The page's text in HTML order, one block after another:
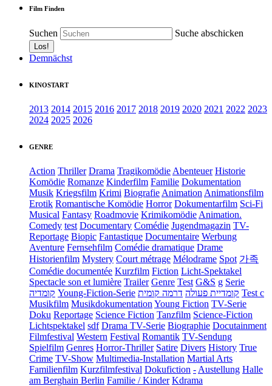
Film Finden
Suchen Suche abschicken
Demnächst
KINOSTART
2013 2014 2015 2016 2017 2018 2019 2020 2021 2022 2023
2024 2025 2026
GENRE
Action Thriller Drama Tragikomödie Abenteuer Historie
Komödie Romanze Kinderfilm Familie Dokumentation
Musik Kriegsfilm Krimi Biografie Animation Animationsfilm
Erotik Romantische Komödie Horror Dokumentarfilm Sci-Fi
Musical Fantasy Roadmovie Krimikomödie Animation.
Comedy test Documentary Comédie Jugendmagazin TV-
Reportage Biopic Fantastique Documentaire Werbung
Aventure Fernsehfilm Comédie dramatique Drame
Historienfilm Mystery Court métrage Mélodrame Spot 가족
Comédie documentée Kurzfilm Fiction Licht-Spektakel
Spectacle son et lumière Trailer Genre Test G&S g Serie
קומדיה Young-Fiction-Serie קומדיית פעולה דרמה קומית
Test c
Musikfilm Musikdokumentation Young Fiction TV-Serie
Doku Reportage Science Fiction Tanzfilm Science-Fiction
Lichtspektakel sdf Drama TV-Serie Biographie Docutainment
Filmfestival Western Festival Romantik TV-Sendung
Spielfilm Genres Horror-Thriller Satire Divers History True
Crime TV-Show Multimedia-Installation Martial Arts
Familienfilm Kurzfilmfestival Dokufiction - Austellung Halle
am Berghain Berlin Familie / Kinder Kdrama